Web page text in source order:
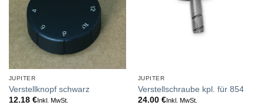
JUPITER
Verstellknopf schwarz
12.18 €Inkl. MwSt.
JUPITER
Verstellschraube kpl. für 854
24.00 €Inkl. MwSt.